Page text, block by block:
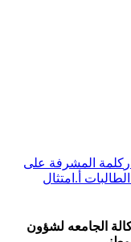
كلمة المشرفة على
أ.امتثال
الجامعه لشؤون